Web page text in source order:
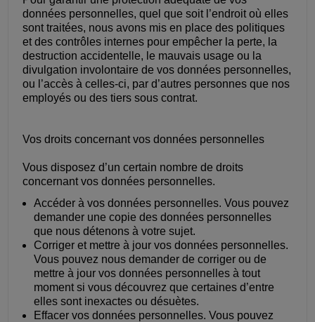
données personnelles, quel que soit l’endroit où elles
sont traitées, nous avons mis en place des politiques
et des contrôles internes pour empêcher la perte, la
destruction accidentelle, le mauvais usage ou la
divulgation involontaire de vos données personnelles,
ou l’accès à celles-ci, par d’autres personnes que nos
employés ou des tiers sous contrat.
Vos droits concernant vos données personnelles
Vous disposez d’un certain nombre de droits
concernant vos données personnelles.
Accéder à vos données personnelles. Vous pouvez
demander une copie des données personnelles
que nous détenons à votre sujet.
Corriger et mettre à jour vos données personnelles.
Vous pouvez nous demander de corriger ou de
mettre à jour vos données personnelles à tout
moment si vous découvrez que certaines d’entre
elles sont inexactes ou désuètes.
Effacer vos données personnelles. Vous pouvez